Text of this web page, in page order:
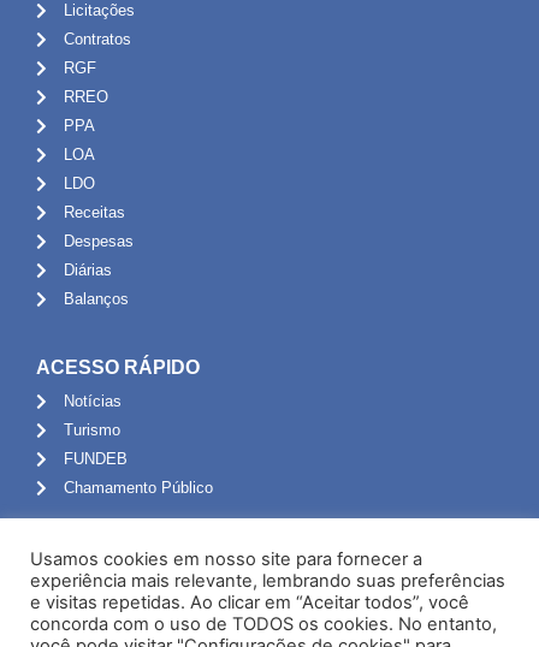
Licitações
Contratos
RGF
RREO
PPA
LOA
LDO
Receitas
Despesas
Diárias
Balanços
ACESSO RÁPIDO
Notícias
Turismo
FUNDEB
Chamamento Público
Portal do Servidor
Webmail
Administração
Usamos cookies em nosso site para fornecer a
experiência mais relevante, lembrando suas preferências
e visitas repetidas. Ao clicar em “Aceitar todos”, você
concorda com o uso de TODOS os cookies. No entanto,